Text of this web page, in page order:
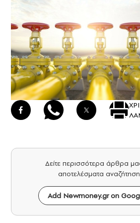
Δείτε περισσότερα άρθρα
αποτελέσματα
Add Newmoney.gr on